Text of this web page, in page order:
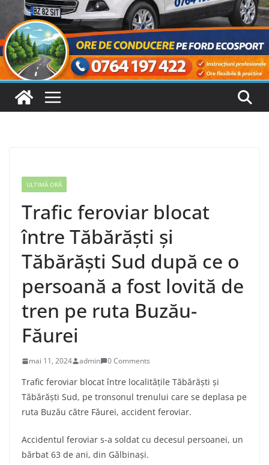
ULTIMĂ ORĂ
Trafic feroviar blocat
între Tăbărăști și
Tăbărăști Sud după ce o
persoană a fost lovită de
tren pe ruta Buzău-
Făurei
mai 11, 2024 admin 0 Comments
Trafic feroviar blocat între localitățile Tăbărăști și
Tăbărăști Sud, pe tronsonul trenului care se deplasa pe
ruta Buzău către Făurei, accident feroviar.
Accidentul feroviar s-a soldat cu decesul persoanei, un
bărbat 63 de ani, din Gălbinași.